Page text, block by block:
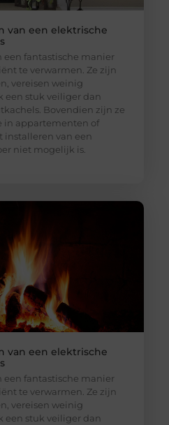
van een elektrische
een fantastische manier
te verwarmen. Ze zijn
vereisen weinig
een stuk veiliger dan
Bovendien zijn ze
in appartementen of
installeren van een
niet mogelijk is.
van een elektrische
een fantastische manier
te verwarmen. Ze zijn
vereisen weinig
een stuk veiliger dan